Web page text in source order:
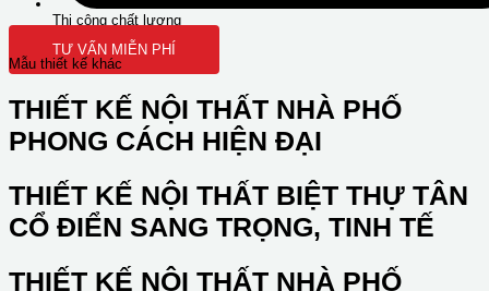
Thi công chất lượng
TƯ VẤN MIỄN PHÍ
Mẫu thiết kế khác
THIẾT KẾ NỘI THẤT NHÀ PHỐ
PHONG CÁCH HIỆN ĐẠI
THIẾT KẾ NỘI THẤT BIỆT THỰ TÂN
CỔ ĐIỂN SANG TRỌNG, TINH TẾ
THIẾT KẾ NỘI THẤT NHÀ PHỐ